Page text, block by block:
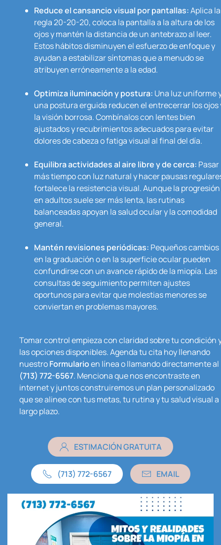
Reduce el cansancio visual por pantallas:Aplica la
regla 20-20-20, coloca la pantalla a la altura de los
ojos y mantén la distancia de un antebrazo al leer.
Estos hábitos disminuyen el esfuerzo de enfoque y
ayudan a estabilizar síntomas que a menudo se
atribuyen erróneamente a la edad.
Optimiza iluminación y postura: Una luz uniforme
una postura erguida reducen el entrecerrar los ojos
la visión borrosa. Combínalos con lentes bien
ajustados y recubrimientos adecuados para evitar
dolores de cabeza o fatiga visual al final del día.
Equilibra actividades al aire libre y de cerca: Pasar
más tiempo con luz natural y hacer pausas
fortalece la resistencia visual. Aunque la progresión
en adultos suele ser más lenta, las rutinas
balanceadas apoyan la salud ocular y la comodidad
general.
Mantén revisiones periódicas: Pequeños cambios
en la graduación o en la superficie ocular pueden
confundirse con un avance rápido de la miopía. Las
consultas de seguimiento permiten ajustes
oportunos para evitar que molestias menores se
conviertan en problemas mayores.
Tomar control empieza con claridad sobre tu condición
las opciones disponibles. Agenda tu cita hoy llenando
nuestroFormularioen línea o llamando directamente al
(713) 772-6567. Menciona que nos encontraste en
internet y juntos construiremos un plan personalizado
que se alinee con tus metas, tu rutina y tu salud visual a
largo plazo.
ESTIMACIÓN GRATUITA
(713) 772-6567 EMAIL